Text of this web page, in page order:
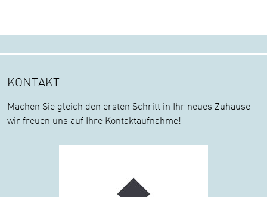
KONTAKT
Machen Sie gleich den ersten Schritt in Ihr neues Zuhause -
wir freuen uns auf Ihre Kontaktaufnahme!